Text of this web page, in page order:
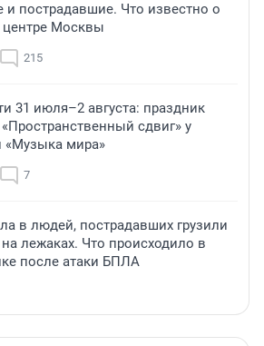
и пострадавшие. Что известно о
Москвы
215
31 июля–2 августа: праздник
сдвиг» у
«Музыка мира»
7
в людей, пострадавших грузили
лежаках. Что происходило в
после атаки БПЛА